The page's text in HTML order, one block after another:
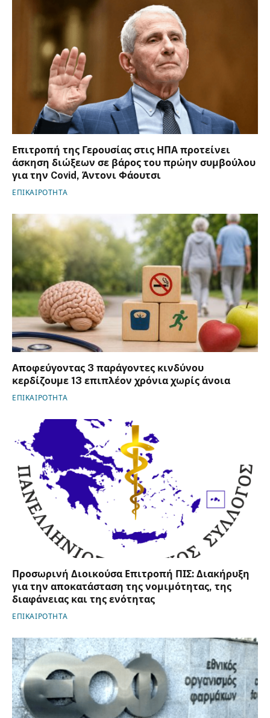
Επιτροπή της Γερουσίας στις ΗΠΑ προτείνει
άσκηση διώξεων σε βάρος του πρώην συμβούλου
για την Covid, Άντονι Φάουτσι
ΕΠΙΚΑΙΡΟΤΗΤΑ
Αποφεύγοντας 3 παράγοντες κινδύνου
κερδίζουμε 13 επιπλέον χρόνια χωρίς άνοια
ΕΠΙΚΑΙΡΟΤΗΤΑ
Προσωρινή Διοικούσα Επιτροπή ΠΙΣ: Διακήρυξη
για την αποκατάσταση της νομιμότητας, της
διαφάνειας και της ενότητας
ΕΠΙΚΑΙΡΟΤΗΤΑ